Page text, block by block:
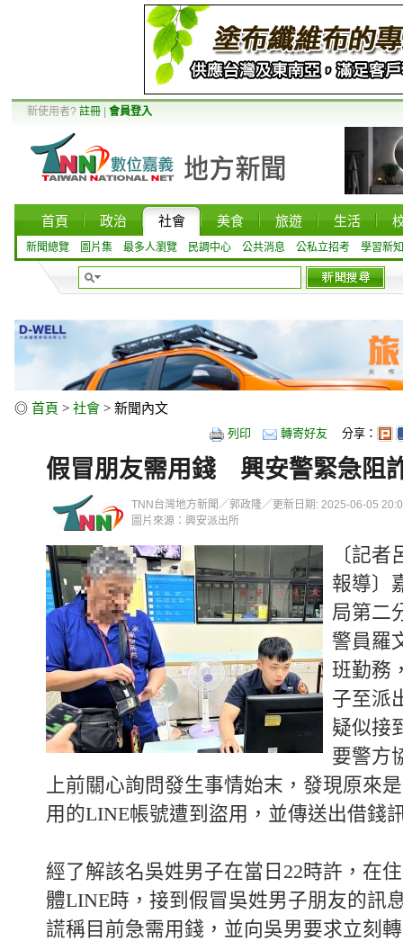
新使用者? 註冊 會員登入
首頁 政治 社會 美食 旅遊 生活
新聞總覽 圖片集 最多人瀏覽 民調中心 公共消息 公私立招考 學習新知
◎ 首頁 > 社會 > 新聞內文
列印 轉寄好友 分享：
假冒朋友需用錢 興安警緊急阻
TNN台灣地方新聞／郭政隆／更新日期: 2025-06-05
圖片來源：興安派出所
〔記
報導〕
局第二
警員羅
班勤務
子至派
疑似接
要警方
上前關心詢問發生事情始末，發現原來
用的LINE帳號遭到盜用，並傳送出借錢
經了解該名吳姓男子在當日22時許，在
體LINE時，接到假冒吳姓男子朋友的訊
謊稱目前急需用錢，並向吳男要求立刻